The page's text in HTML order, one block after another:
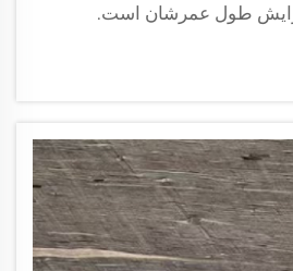
طول عمرشان است.
است که بسیار مقاوم بوده و در
و همچنین ریزش مایعات نیز
سیال آب‌بندی مناسب را